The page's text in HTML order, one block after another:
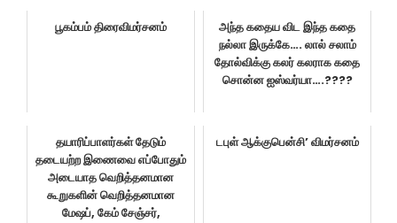
பூகம்பம் திரைவிமர்சனம்
அந்த கதைய விட இந்த கதை
நல்லா இருக்கே…. லால் சலாம்
தோல்விக்கு கலர் கலராக கதை
சொன்ன ஐஸ்வர்யா….????
தயாரிப்பாளர்கள் தேடும்
தடையற்ற இணைவை எப்போதும்
அடையாத வெறித்தனமான
கூறுகளின் வெறித்தனமான
மேஷப், கேம் சேஞ்சர்,
டபுள் ஆக்குபென்சி’ விமர்சனம்